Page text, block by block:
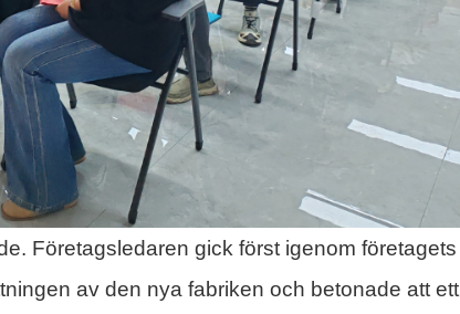
Företagsledaren gick först igenom företagets
av den nya fabriken och betonade att ett